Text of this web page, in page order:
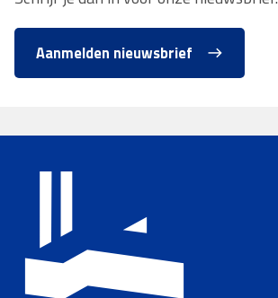
Aanmelden nieuwsbrief